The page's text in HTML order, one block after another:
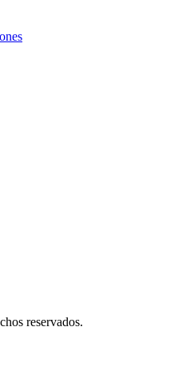
reservados.